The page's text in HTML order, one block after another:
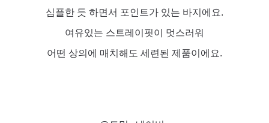
심플한 듯 하면서 포인트가 있는 바지에요.
여유있는 스트레이핏이 멋스러워
어떤 상의에 매치해도 세련된 제품이에요.